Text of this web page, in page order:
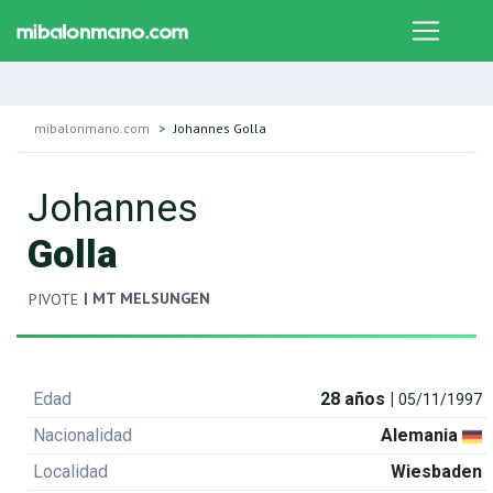
mibalonmano.com Johannes Golla
Johannes
Golla
PIVOTE | MT MELSUNGEN
Edad 28 años |05/11/1997
Nacionalidad
Alemania
Localidad
Wiesbaden